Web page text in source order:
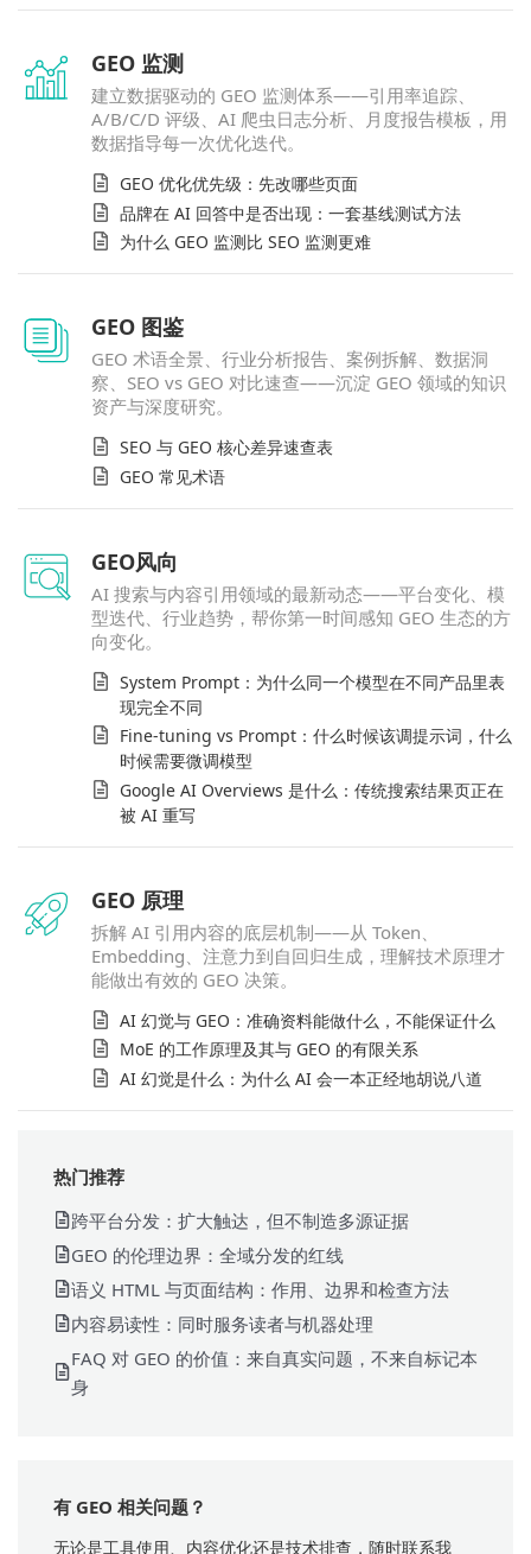
GEO 监测
建立数据驱动的 GEO 监测体系——引用率追踪、
A/B/C/D 评级、AI 爬虫日志分析、月度报告模板，用
数据指导每一次优化迭代。
GEO 优化优先级：先改哪些页面
品牌在 AI 回答中是否出现：一套基线测试方法
为什么 GEO 监测比 SEO 监测更难
GEO 图鉴
GEO 术语全景、行业分析报告、案例拆解、数据洞
察、SEO vs GEO 对比速查——沉淀 GEO 领域的知识
资产与深度研究。
SEO 与 GEO 核心差异速查表
GEO 常见术语
GEO风向
AI 搜索与内容引用领域的最新动态——平台变化、模
型迭代、行业趋势，帮你第一时间感知 GEO 生态的方
向变化。
System Prompt：为什么同一个模型在不同产品里表
现完全不同
Fine-tuning vs Prompt：什么时候该调提示词，什么
时候需要微调模型
Google AI Overviews 是什么：传统搜索结果页正在
被 AI 重写
GEO 原理
拆解 AI 引用内容的底层机制——从 Token、
Embedding、注意力到自回归生成，理解技术原理才
能做出有效的 GEO 决策。
AI 幻觉与 GEO：准确资料能做什么，不能保证什么
MoE 的工作原理及其与 GEO 的有限关系
AI 幻觉是什么：为什么 AI 会一本正经地胡说八道
热门推荐
跨平台分发：扩大触达，但不制造多源证据
GEO 的伦理边界：全域分发的红线
语义 HTML 与页面结构：作用、边界和检查方法
内容易读性：同时服务读者与机器处理
FAQ 对 GEO 的价值：来自真实问题，不来自标记本
身
有 GEO 相关问题？
无论是工具使用、内容优化还是技术排查，随时联系我